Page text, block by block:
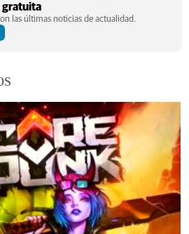
gratuita
las últimas noticias de actualidad.